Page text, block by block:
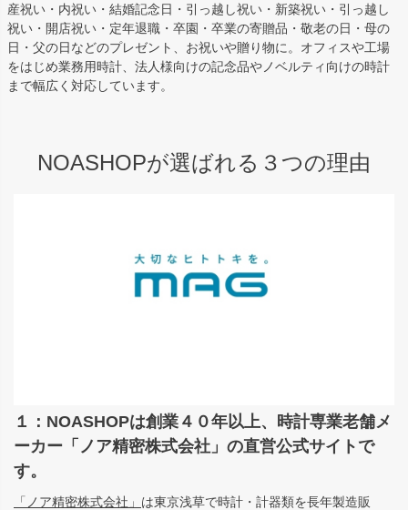
産祝い・内祝い・結婚記念日・引っ越し祝い・新築祝い・引っ越し
祝い・開店祝い・定年退職・卒園・卒業の寄贈品・敬老の日・母の
日・父の日などのプレゼント、お祝いや贈り物に。オフィスや工場
をはじめ業務用時計、法人様向けの記念品やノベルティ向けの時計
まで幅広く対応しています。
NOASHOPが選ばれる３つの理由
１：NOASHOPは創業４０年以上、時計専業老舗メ
ーカー「ノア精密株式会社」の直営公式サイトで
す。
「ノア精密株式会社」 は東京浅草で時計・計器類を長年製造販